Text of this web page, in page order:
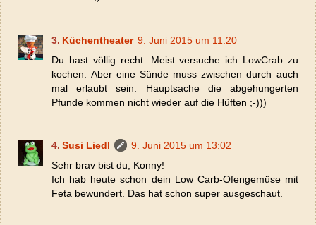
Küchentheater 9. Juni 2015 um 11:20
Du hast völlig recht. Meist versuche ich LowCrab zu
kochen. Aber eine Sünde muss zwischen durch auch
mal erlaubt sein. Hauptsache die abgehungerten
Pfunde kommen nicht wieder auf die Hüften ;-)))
Susi Liedl
9. Juni 2015 um 13:02
Sehr brav bist du, Konny!
Ich hab heute schon dein Low Carb-Ofengemüse mit
Feta bewundert. Das hat schon super ausgeschaut.